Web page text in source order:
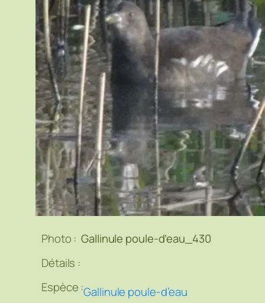
Photo :Gallinule poule-d’eau_430
Détails :
Espèce :Gallinule poule-d’eau